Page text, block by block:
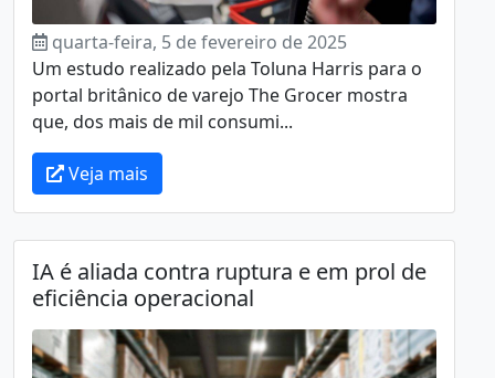
quarta-feira, 5 de fevereiro de 2025
Um estudo realizado pela Toluna Harris para o
portal britânico de varejo The Grocer mostra
que, dos mais de mil consumi...
Veja mais
IA é aliada contra ruptura e em prol de
eficiência operacional